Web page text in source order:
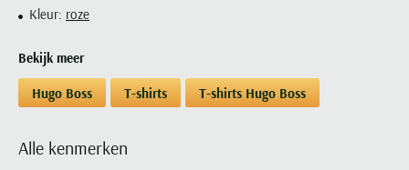
Populaire kleuren
Zwart overhemd heren
Blauw overhemd heren
Grote maten
Grote maten poloshirts
Grote maten herenmode
Witte polo heren
Populaire materialen
Katoenen trui
Lamswollen trui
Deals
2e broek voor de helft
Populaire merk lijnen
Meyer Diego
Vanguard
Wellington of Billmore
Grote maten
Grote maten winterjassen
Superdry
Tommy Hilfiger
Tramarossa
Alle merken sale
Meyer
Olymp
Kleur: roze
Bekijk meer
Hugo Boss T-shirts T-shirts Hugo Boss
Alle kenmerken